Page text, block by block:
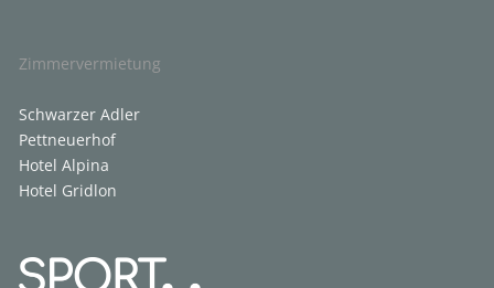
Zimmervermietung
Schwarzer Adler
Pettneuerhof
Hotel Alpina
Hotel Gridlon